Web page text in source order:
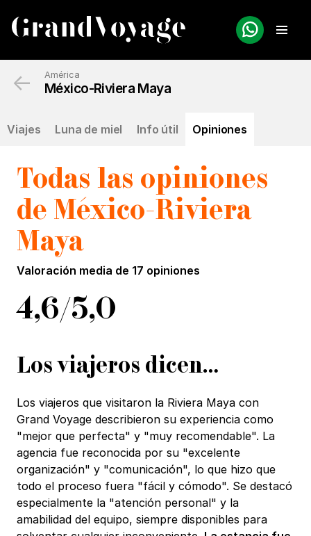
América
México-Riviera Maya
Viajes Luna de miel Info útil Opiniones
←
Todas las opiniones
de México-Riviera
Maya
Valoración media de 17 opiniones
4,6/5,0
Los viajeros dicen…
Los viajeros que visitaron la Riviera Maya con
Grand Voyage describieron su experiencia como
"mejor que perfecta" y "muy recomendable". La
agencia fue reconocida por su "excelente
organización" y "comunicación", lo que hizo que
todo el proceso fuera "fácil y cómodo". Se destacó
especialmente la "atención personal" y la
amabilidad del equipo, siempre disponibles para